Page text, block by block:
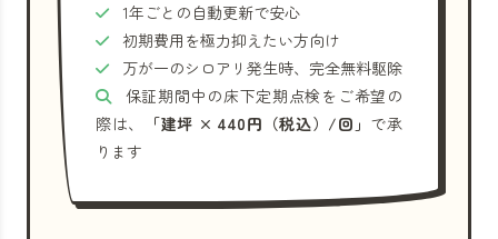
1年ごとの自動更新で安心
初期費用を極力抑えたい方向け
万が一のシロアリ発生時、完全無料駆除
保証期間中の床下定期点検をご希望の
際は、
「建坪 × 440円（税込）/回」 で承
ります